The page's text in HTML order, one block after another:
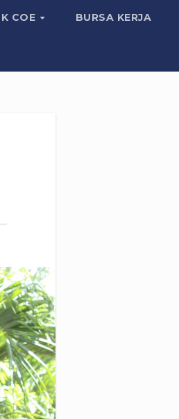
COE BURSA KERJA